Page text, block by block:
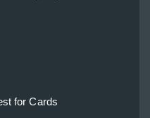
for Cards